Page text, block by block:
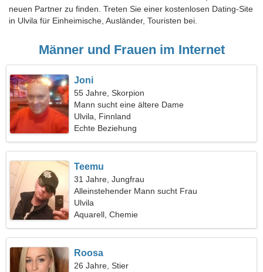
neuen Partner zu finden. Treten Sie einer kostenlosen Dating-Site
in Ulvila für Einheimische, Ausländer, Touristen bei.
Männer und Frauen im Internet
Joni
55 Jahre, Skorpion
Mann sucht eine ältere Dame
Ulvila, Finnland
Echte Beziehung
Teemu
31 Jahre, Jungfrau
Alleinstehender Mann sucht Frau
Ulvila
Aquarell, Chemie
Roosa
26 Jahre, Stier